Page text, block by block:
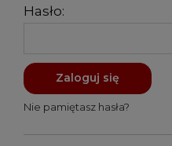
Hasło:
Zaloguj się
Nie pamiętasz hasła?